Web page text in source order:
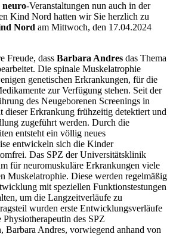
neuro-Veranstaltungen nun auch in der
Kind Nord hatten wir Sie herzlich zu
Nord am Mittwoch, den 17.04.2024
Freude, dass Barbara Andres das Thema
Die spinale Muskelatrophie
genetischen Erkrankungen, für die
zur Verfügung stehen. Seit der
des Neugeborenen Screenings in
dieser Erkrankung frühzeitig detektiert und
zugeführt werden. Durch die
entsteht ein völlig neues
entwickeln sich die Kinder
Das SPZ der Universitätsklinik
für neuromuskuläre Erkrankungen viele
Muskelatrophie. Diese werden regelmäßig
mit speziellen Funktionstestungen
um die Langzeitverläufe zu
wurden erste Entwicklungsverläufe
des SPZ
Barbara Andres, vorwiegend anhand von